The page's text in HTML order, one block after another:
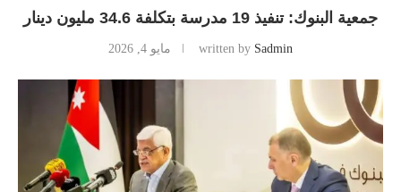
جمعية البنوك: تنفيذ 19 مدرسة بتكلفة 34.6 مليون دينار
written by Sadmin مايو 4, 2026